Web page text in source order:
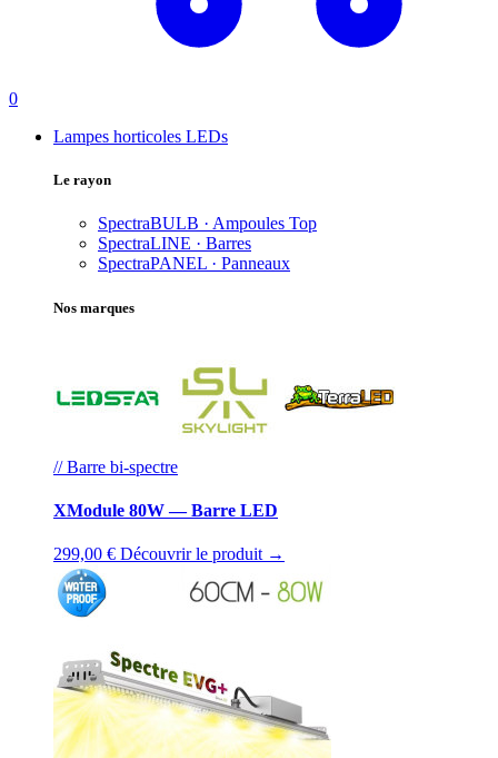
0
Lampes horticoles LEDs
Le rayon
SpectraBULB · Ampoules Top
SpectraLINE · Barres
SpectraPANEL · Panneaux
Nos marques
// Barre bi-spectre
XModule 80W — Barre LED
299,00 € Découvrir le produit →